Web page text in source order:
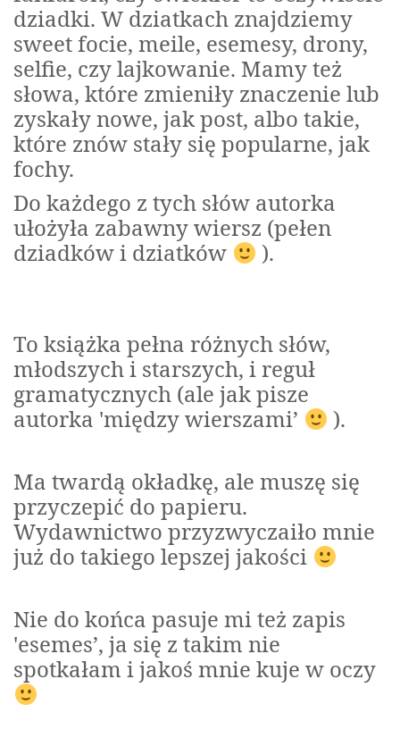
dziadki. W dziatkach znajdziemy
sweet focie, meile, esemesy, drony,
selfie, czy lajkowanie. Mamy też
słowa, które zmieniły znaczenie lub
zyskały nowe, jak post, albo takie,
które znów stały się popularne, jak
fochy.
Do każdego z tych słów autorka
ułożyła zabawny wiersz (pełen
dziadków i dziatków
).
To książka pełna różnych słów,
młodszych i starszych, i reguł
gramatycznych (ale jak pisze
autorka 'między wierszami’
).
Ma twardą okładkę, ale muszę się
przyczepić do papieru.
Wydawnictwo przyzwyczaiło mnie
już do takiego lepszej jakości
Nie do końca pasuje mi też zapis
'esemes’, ja się z takim nie
spotkałam i jakoś mnie kuje w oczy